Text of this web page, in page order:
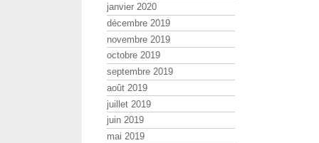
janvier 2020
décembre 2019
novembre 2019
octobre 2019
septembre 2019
août 2019
juillet 2019
juin 2019
mai 2019